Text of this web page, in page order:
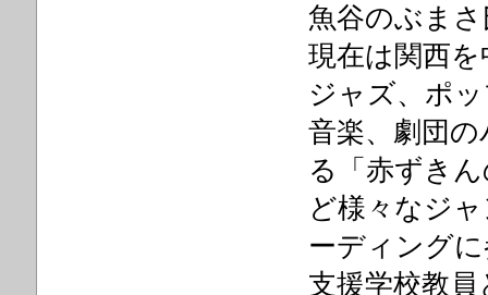
魚谷のぶま
現在は関西
ジャズ、ポ
音楽、劇団
る「赤ずき
ど様々なジ
ーディング
支援学校教